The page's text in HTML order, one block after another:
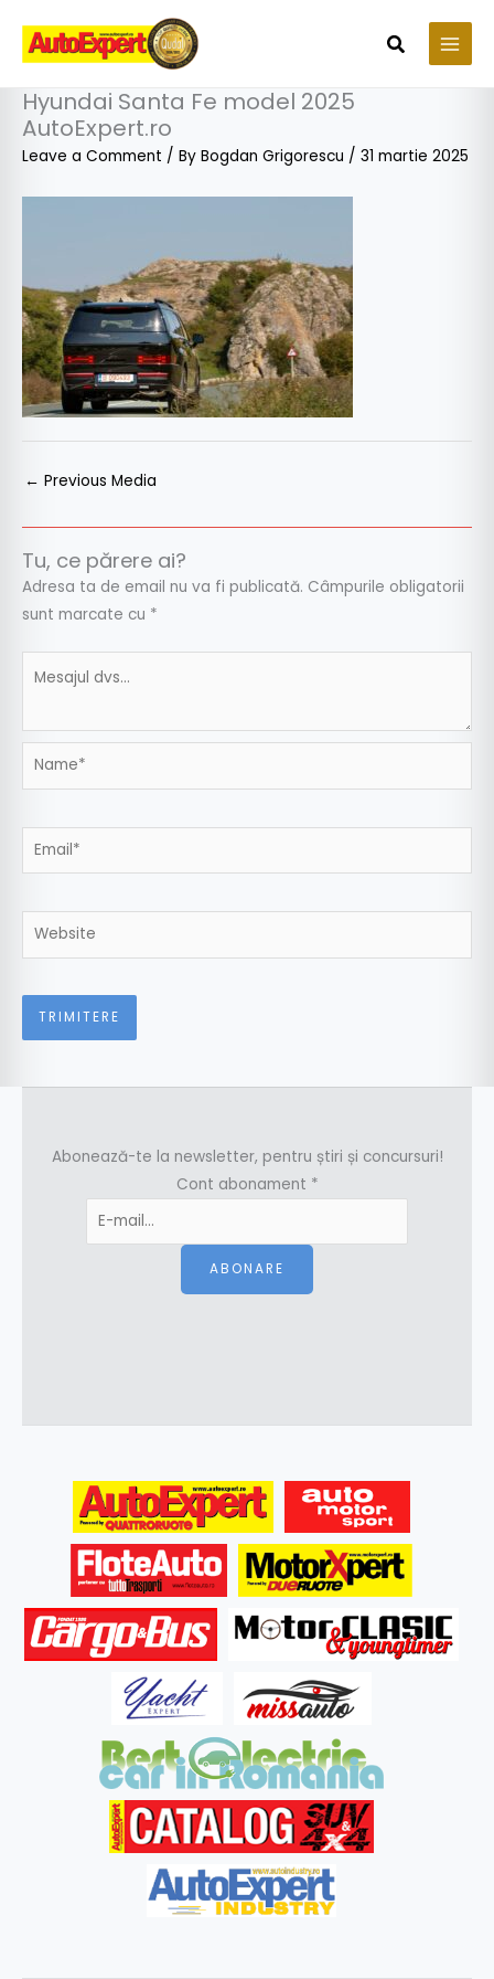
content
Search
Hyundai Santa Fe model 2025
AutoExpert.ro
Leave a Comment / By Bogdan Grigorescu / 31 martie 2025
← Previous Media
Tu, ce părere ai?
Adresa ta de email nu va fi publicată. Câmpurile obligatorii
sunt marcate cu *
Name*
Email*
Website
Abonează-te la newsletter, pentru știri și concursuri!
Cont abonament *
ABONARE